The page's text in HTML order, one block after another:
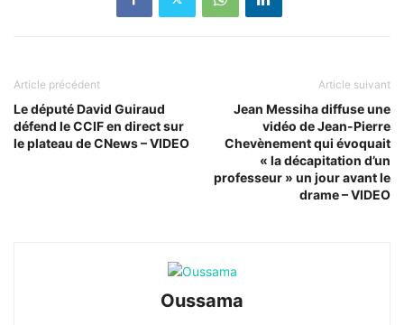
Article précédent
Le député David Guiraud
défend le CCIF en direct sur
le plateau de CNews – VIDEO
Article suivant
Jean Messiha diffuse une
vidéo de Jean-Pierre
Chevènement qui évoquait
« la décapitation d’un
professeur » un jour avant le
drame – VIDEO
Oussama